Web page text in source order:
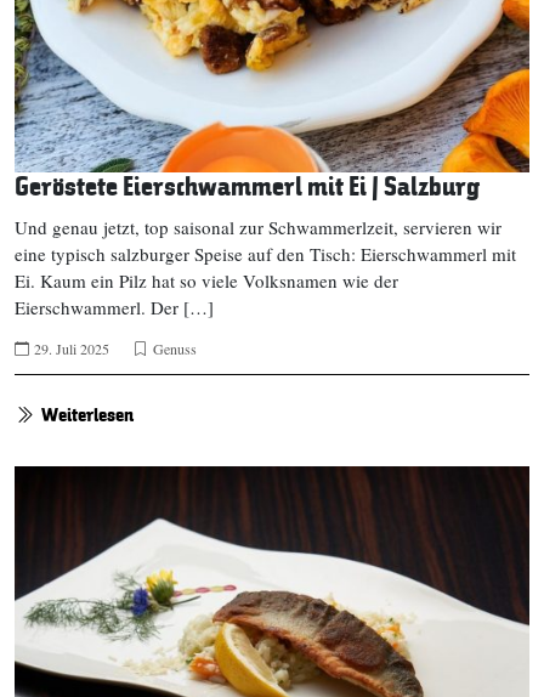
Geröstete Eierschwammerl mit Ei | Salzburg
Und genau jetzt, top saisonal zur Schwammerlzeit, servieren wir
eine typisch salzburger Speise auf den Tisch: Eierschwammerl mit
Ei. Kaum ein Pilz hat so viele Volksnamen wie der
Eierschwammerl. Der […]
29. Juli 2025 Genuss
Weiterlesen